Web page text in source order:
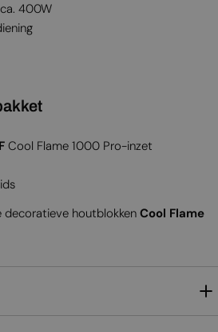
400W
Cool Flame 1000 Pro-inzet
decoratieve houtblokken Cool Flame